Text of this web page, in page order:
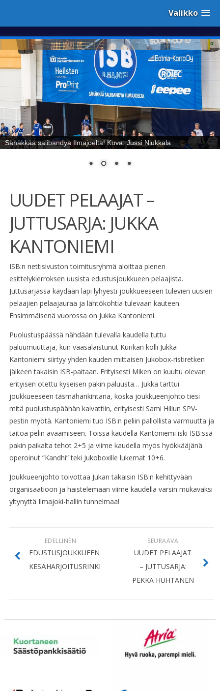
Valikko
Sähäkkää salibandya Ilmajoelta! Kuva: Jussi Niukkala
UUDET PELAAJAT –
JUTTUSARJA: JUKKA
KANTONIEMI
ISB:n nettisivuston toimitusryhmä aloittaa pienen
esittelykierroksen uusista edustusjoukkueen pelaajista.
Juttusarjassa käydään läpi lyhyesti joukkueeseen tulevien uusien
pelaajien pelaajauraa ja lähtökohtia tulevaan kauteen.
Ensimmäisenä vuorossa on Jukka Kantoniemi.
Puolustuspäässä nähdään tulevalla kaudella tuttu
paluumuuttaja, kun vaasalaistunut Kurikan kolli Jukka
Kantoniemi siirtyy yhden kauden mittaisen Jukobox-ristiretken
jälkeen takaisin ISB-paitaan. Erityisesti Miken on kuultu olevan
erityisen otettu kyseisen pakin paluusta… Jukka tarttui
joukkueeseen täsmähankintana, koska joukkueenjohto tiesi
mitä puolustuspäähän kaivattiin, erityisesti Sami Hillun SPV-
pestin myötä. Kantoniemi tuo ISB:n peliin pallollista varmuutta ja
taitoa pelin avaamiseen. Toissa kaudella Kantoniemi iski ISB:ssä
pakin paikalta tehot 2+5 ja viime kaudella myös hyökkääjänä
operoinut ”Kandhi” teki Jukoboxille lukemat 10+6.
Joukkueenjohto toivottaa Jukan takaisin ISB:n kehittyvään
organisaatioon ja haistelemaan viime kaudella varsin mukavaksi
yltynyttä Ilmajoki-hallin tunnelmaa!
SEURAAVA
UUDET PELAAJAT
– JUTTUSARJA:
PEKKA HUHTANEN
EDELLINEN
EDUSTUSJOUKKUEEN
KESÄHARJOITUSRINKI